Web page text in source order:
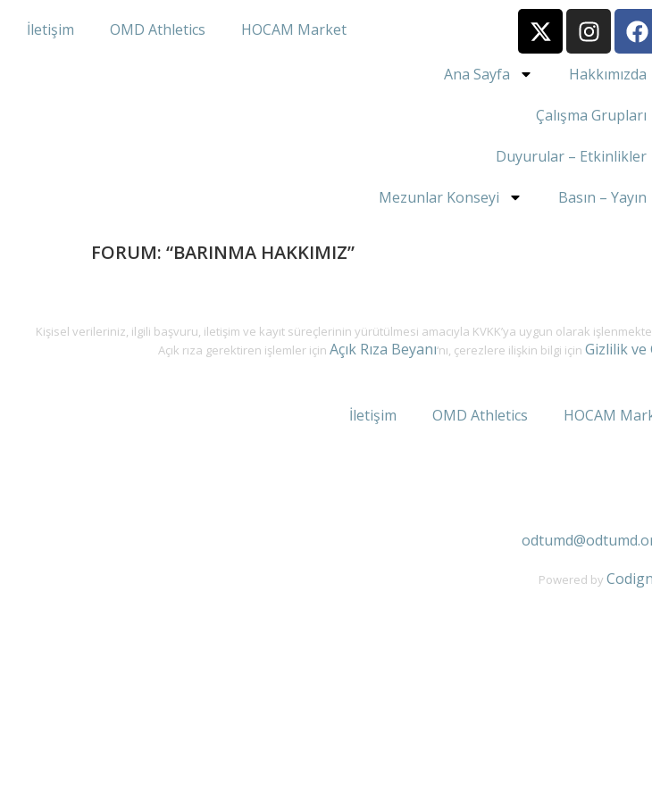
İletişim OMD Athletics HOCAM Market
Ana Sayfa Hakkımızda
Çalışma Grupları
Duyurular – Etkinlikler
Mezunlar Konseyi Basın – Yayın
FORUM: “BARINMA HAKKIMIZ”
Kişisel verileriniz, ilgili başvuru, iletişim ve kayıt süreçlerinin yürütülmesi amacıyla KVKK’ya uygun olarak
Açık rıza gerektiren işlemler için Açık Rıza Beyanı‘nı, çerezlere ilişkin bilgi için Gizlilik ve
İletişim OMD Athletics HOCAM
Powered by